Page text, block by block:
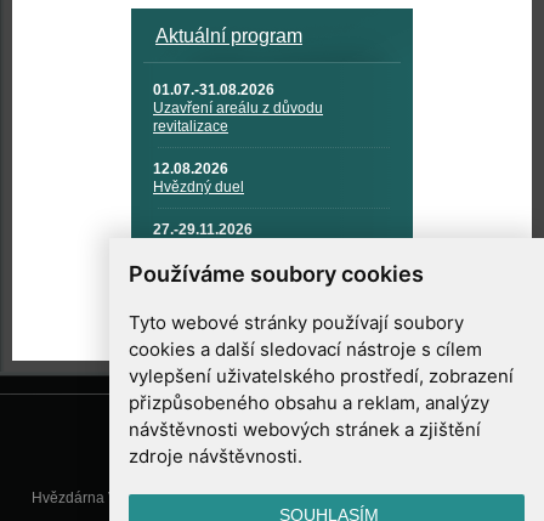
Používáme soubory cookies
Tyto webové stránky používají soubory
cookies a další sledovací nástroje s cílem
vylepšení uživatelského prostředí, zobrazení
přizpůsobeného obsahu a reklam, analýzy
návštěvnosti webových stránek a zjištění
zdroje návštěvnosti.
SOUHLASÍM
Aktuální program
01.07.-31.08.2026
Uzavření areálu z důvodu
revitalizace
12.08.2026
Hvězdný duel
27.-29.11.2026
TECHNIKA A KOSMICKÉ
TECHNOLOGIE
Hvězdárna Valašské Meziříčí, příspěvková organizace, Vsetínská 78, 757